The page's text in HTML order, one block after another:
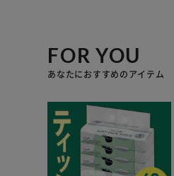
FOR YOU
あなたにおすすめのアイテム